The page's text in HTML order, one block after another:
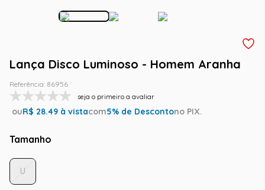
Lança Disco Luminoso - Homem Aranha
Referência: 86956
seja o primeiro a avaliar
ouR$ 28.49 à vistacom5% de Descontono PIX.
Tamanho
U